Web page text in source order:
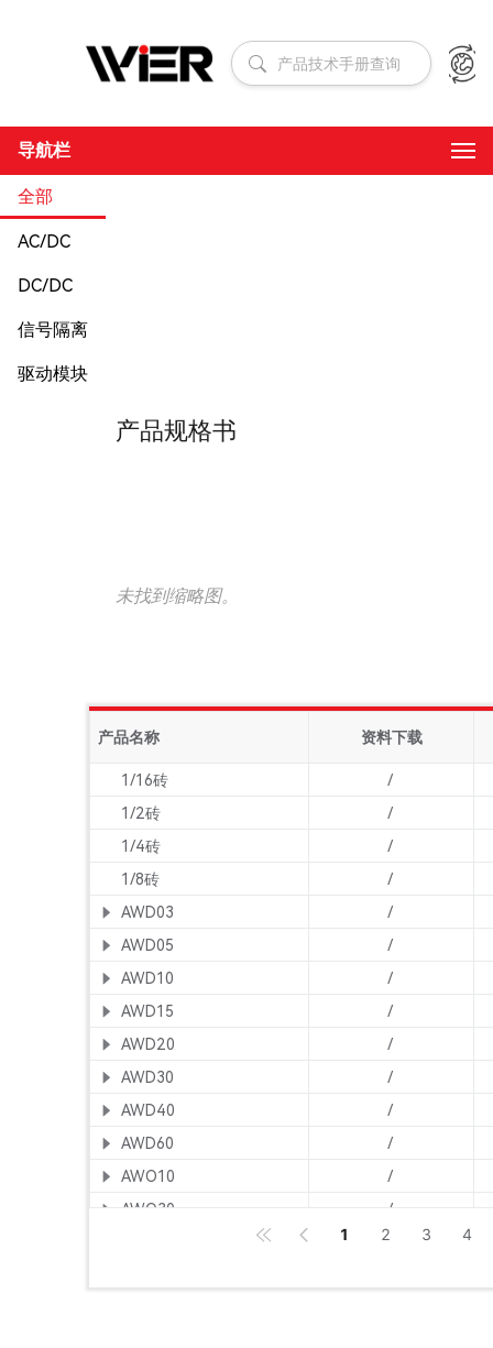
导航栏
全部
AC/DC
DC/DC
信号隔离
驱动模块
产品规格书
未找到缩略图。
产品名称 资料下载
1/16砖
/
1/2砖
/
1/4砖
/
1/8砖
/
AWD03
/
AWD05
/
AWD10
/
AWD15
/
AWD20
/
AWD30
/
AWD40
/
AWD60
/
AWO10
/
AWO30
/
/
1 2 3 4